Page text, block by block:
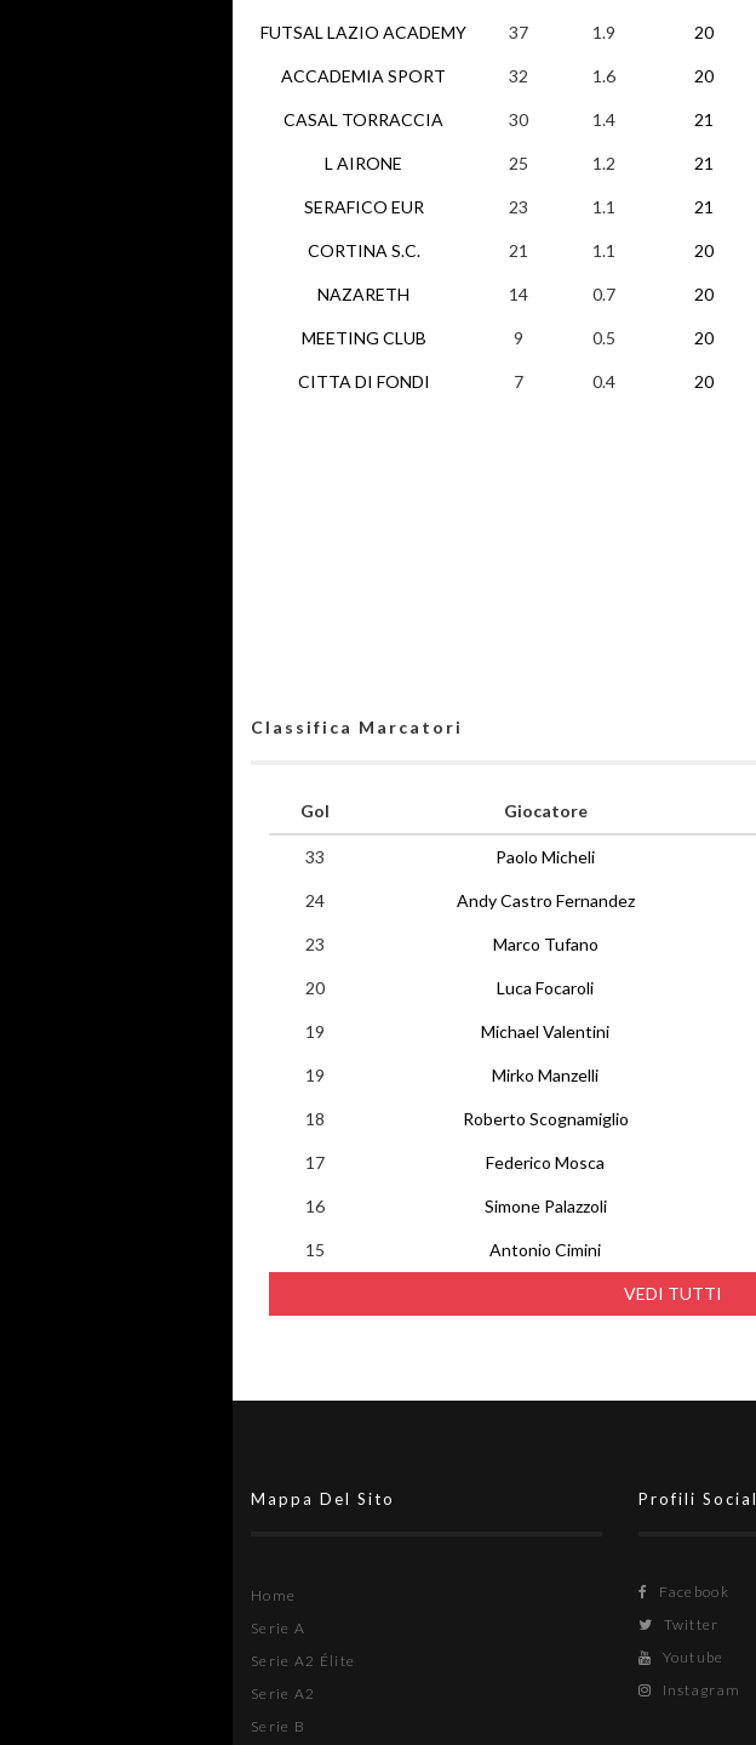
FUTSAL LAZIO ACADEMY
ACCADEMIA SPORT
CASAL TORRACCIA
L AIRONE
SERAFICO EUR
CORTINA S.C.
NAZARETH
MEETING CLUB
CITTA DI FONDI
37 1.9 20
32 1.6 20
30 1.4 21
25 1.2 21
23 1.1 21
21 1.1 20
14 0.7 20
9 0.5 20
7 0.4 20
Classifica Marcatori
Gol Giocatore
VEDI TUTTI
33 Paolo Micheli
24 Andy Castro Fernandez
23 Marco Tufano
20 Luca Focaroli
19 Michael Valentini
19 Mirko Manzelli
18 Roberto Scognamiglio
17 Federico Mosca
16 Simone Palazzoli
15 Antonio Cimini
Mappa Del Sito
Home
Serie A
Serie A2 Élite
Serie A2
Serie B
Profili Social
Facebook
Twitter
Youtube
Instagram